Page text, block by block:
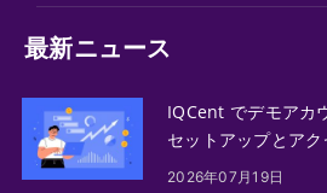
最新ニュース
IQCent でデモアカ
セットアップとアク
2026年07月19日